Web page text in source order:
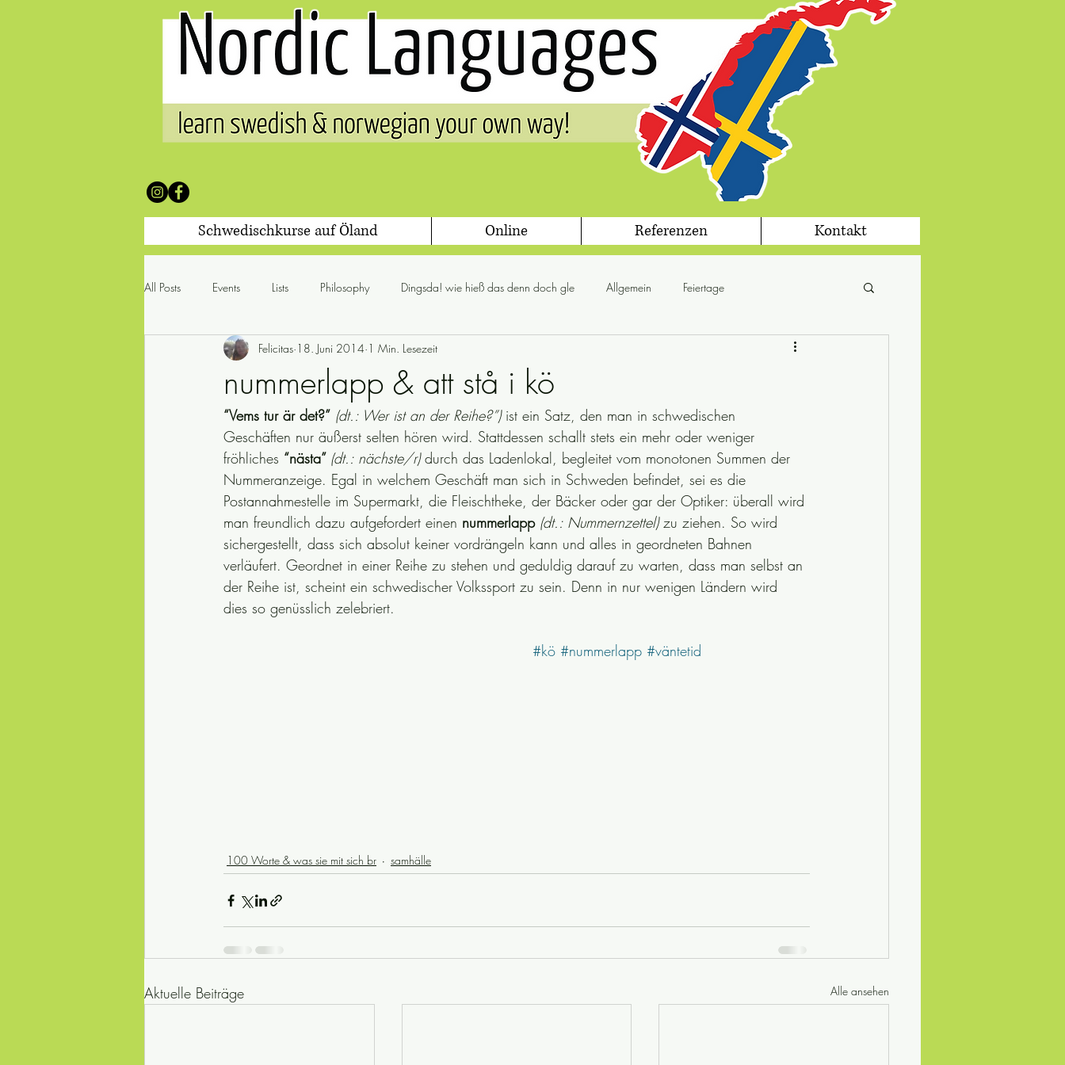
Schwedischkurse auf Öland Online Referenzen Kontakt
All Posts Events Lists Philosophy Dingsda! wie hieß das denn doch gle Allgemein Feiertage
100 Worte & was sie mit sich br glögg Jul jul i Sverige
julkalender Redewendungen riksdagsval schwedische Grammatik Politik samhälle
Schwedische Natur Sicherheit schwedische Traditionen Sprichwörter Schwedische Rezepte
typisch Schwedisch synonyme
nummerlapp & att stå i kö
Felicitas 18. Juni 2014 1 Min. Lesezeit
“Vems tur är det?” (dt.: Wer ist an der Reihe?”) ist ein Satz, den man in schwedischen
Geschäften nur äußerst selten hören wird. Stattdessen schallt stets ein mehr oder weniger
fröhliches “nästa” (dt.: nächste/r) durch das Ladenlokal, begleitet vom monotonen Summen der
Nummeranzeige. Egal in welchem Geschäft man sich in Schweden befindet, sei es die
Postannahmestelle im Supermarkt, die Fleischtheke, der Bäcker oder gar der Optiker: überall wird
man freundlich dazu aufgefordert einen nummerlapp (dt.: Nummernzettel) zu ziehen. So wird
sichergestellt, dass sich absolut keiner vordrängeln kann und alles in geordneten Bahnen
verläufert. Geordnet in einer Reihe zu stehen und geduldig darauf zu warten, dass man selbst an
der Reihe ist, scheint ein schwedischer Volkssport zu sein. Denn in nur wenigen Ländern wird
dies so genüsslich zelebriert.
#kö #nummerlapp #väntetid
100 Worte & was sie mit sich br samhälle
Aktuelle Beiträge Alle ansehen